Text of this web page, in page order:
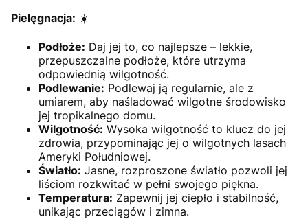
Pielęgnacja: ☀️
Podłoże: Daj jej to, co najlepsze – lekkie,
przepuszczalne podłoże, które utrzyma
odpowiednią wilgotność.
Podlewanie: Podlewaj ją regularnie, ale z
umiarem, aby naśladować wilgotne środowisko
jej tropikalnego domu.
Wilgotność: Wysoka wilgotność to klucz do jej
zdrowia, przypominając jej o wilgotnych lasach
Ameryki Południowej.
Światło: Jasne, rozproszone światło pozwoli jej
liściom rozkwitać w pełni swojego piękna.
Temperatura: Zapewnij jej ciepło i stabilność,
unikając przeciągów i zimna.